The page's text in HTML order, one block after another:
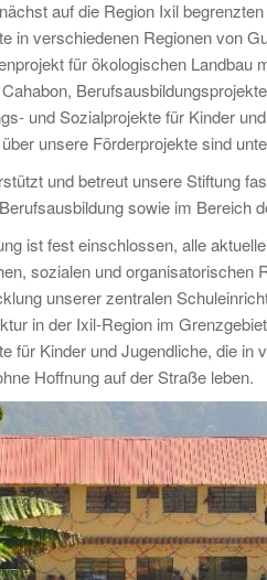
auf die Region Ixil
in verschiedenen Regionen von
für ökologischen Landbau
und Sozialprojekte für Kinder
unsere Förderprojekte sind
und betreut unsere Stiftung
sowie im Bereich
ist fest einschlossen, alle
sozialen und organisatorischen
unserer zentralen
in der Ixil-Region im
für Kinder und Jugendliche, die in
Hoffnung auf der Straße leben.